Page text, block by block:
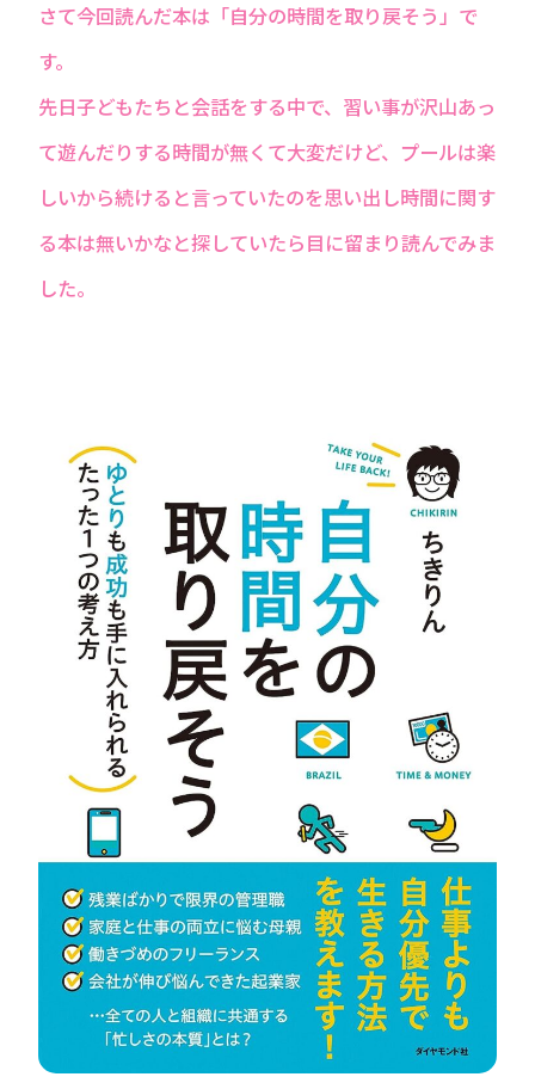
さて今回読んだ本は「自分の時間を取り戻そう」で
す。
先日子どもたちと会話をする中で、習い事が沢山あっ
て遊んだりする時間が無くて大変だけど、プールは楽
しいから続けると言っていたのを思い出し時間に関す
る本は無いかなと探していたら目に留まり読んでみま
した。